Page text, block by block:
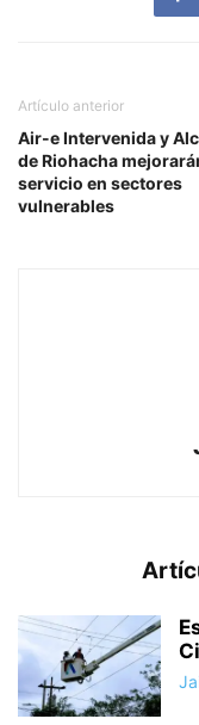
Artículo anterior
Air-e Intervenida y
de Riohacha
servicio en sectores
vulnerables